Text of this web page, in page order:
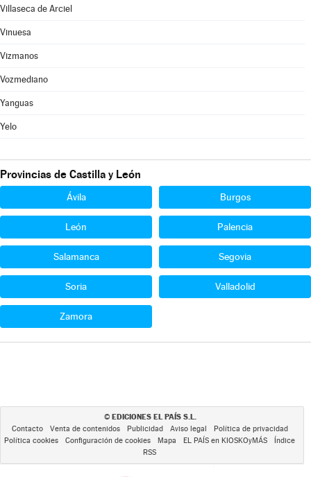
Villaseca de Arciel
Vinuesa
Vizmanos
Vozmediano
Yanguas
Yelo
Provincias de Castilla y León
Ávila Burgos
León Palencia
Salamanca Segovia
Soria Valladolid
Zamora
© EDICIONES EL PAÍS S.L.
Contacto Venta de contenidos Publicidad Aviso legal
Política de privacidad
Política cookies
Configuración de cookies Mapa EL PAÍS en KIOSKOyMÁS
Índice
RSS